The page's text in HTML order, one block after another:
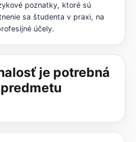
poznatky, ktoré sú
sa študenta v praxi, na
účely.
je potrebná